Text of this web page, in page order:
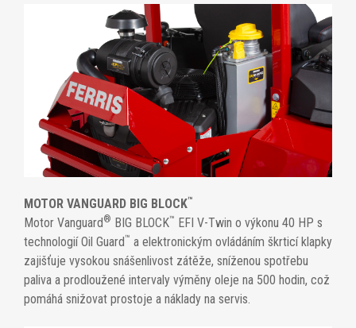
MOTOR VANGUARD BIG BLOCK™
Motor Vanguard® BIG BLOCK™ EFI V-Twin o výkonu 40 HP s
technologií Oil Guard™ a elektronickým ovládáním škrticí klapky
zajišťuje vysokou snášenlivost zátěže, sníženou spotřebu
paliva a prodloužené intervaly výměny oleje na 500 hodin, což
pomáhá snižovat prostoje a náklady na servis.